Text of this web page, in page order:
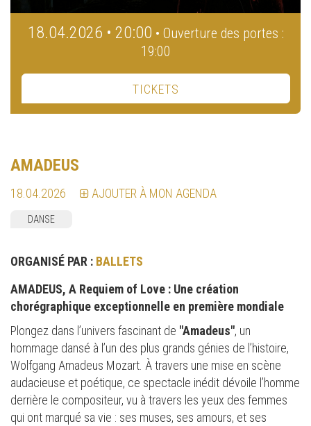
18.04.2026 • 20:00 • Ouverture des portes :
19:00
TICKETS
AMADEUS
18.04.2026 AJOUTER À MON AGENDA
DANSE
ORGANISÉ PAR : BALLETS
AMADEUS, A Requiem of Love : Une création
chorégraphique exceptionnelle en première mondiale
Plongez dans l’univers fascinant de "Amadeus", un
hommage dansé à l’un des plus grands génies de l’histoire,
Wolfgang Amadeus Mozart. À travers une mise en scène
audacieuse et poétique, ce spectacle inédit dévoile l’homme
derrière le compositeur, vu à travers les yeux des femmes
qui ont marqué sa vie : ses muses, ses amours, et ses